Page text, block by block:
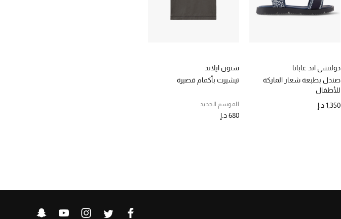
دولتشي اند غابانا
صندل بطبعة شعار الماركة
للأطفال
1,350 د.إ
ستون ايلاند
تيشيرت بأكمام قصيرة
الموسم الجديد
680 د.إ